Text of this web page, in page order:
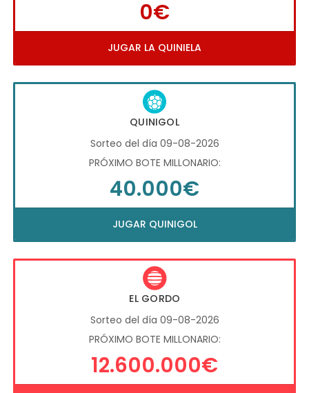
0€
JUGAR LA QUINIELA
QUINIGOL
Sorteo del día 09-08-2026
PRÓXIMO BOTE MILLONARIO:
40.000€
JUGAR QUINIGOL
EL GORDO
Sorteo del día 09-08-2026
PRÓXIMO BOTE MILLONARIO:
12.600.000€